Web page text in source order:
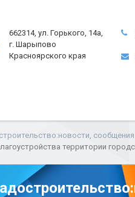
662314, ул. Горького, 14а,
г. Шарыпово
Красноярского края
сообщения
территории